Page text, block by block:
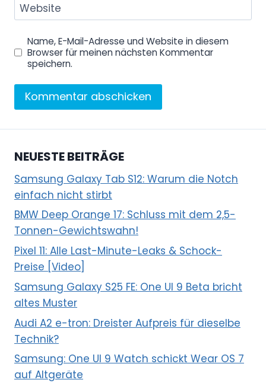
Website
Name, E-Mail-Adresse und Website in diesem
Browser für meinen nächsten Kommentar
speichern.
NEUESTE BEITRÄGE
Samsung Galaxy Tab S12: Warum die Notch
einfach nicht stirbt
BMW Deep Orange 17: Schluss mit dem 2,5-
Tonnen-Gewichtswahn!
Pixel 11: Alle Last-Minute-Leaks & Schock-
Preise [Video]
Samsung Galaxy S25 FE: One UI 9 Beta bricht
altes Muster
Audi A2 e-tron: Dreister Aufpreis für dieselbe
Technik?
Samsung: One UI 9 Watch schickt Wear OS 7
auf Altgeräte